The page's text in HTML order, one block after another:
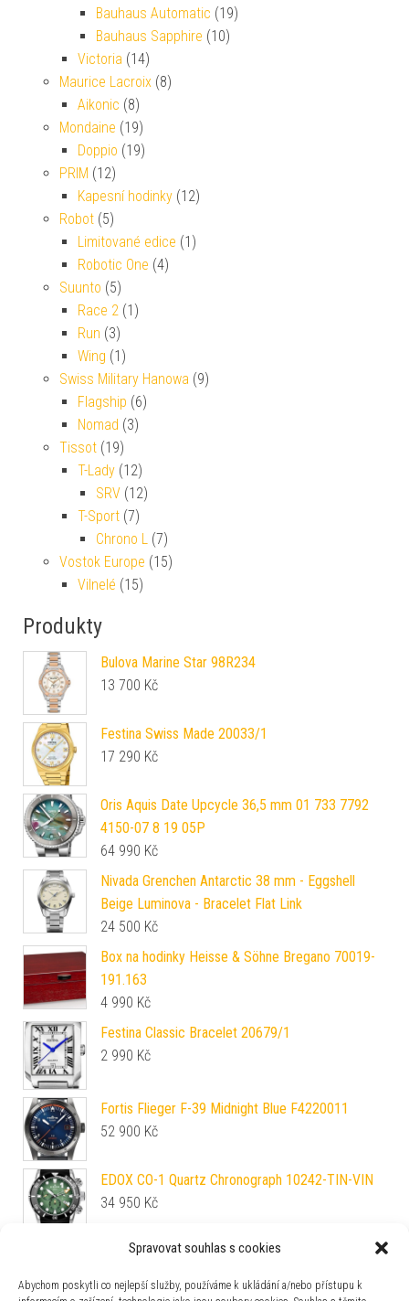
Spravovat souhlas s cookies
Abychom poskytli co nejlepší služby, používáme k ukládání a/nebo přístupu k
Bauhaus Automatic (19)
Bauhaus Sapphire (10)
Victoria (14)
Maurice Lacroix (8)
Aikonic (8)
Mondaine (19)
Doppio (19)
PRIM (12)
Kapesní hodinky (12)
Robot (5)
Limitované edice (1)
Robotic One (4)
Suunto (5)
Race 2 (1)
Run (3)
Wing (1)
Swiss Military Hanowa (9)
Flagship (6)
Nomad (3)
Tissot (19)
T-Lady (12)
SRV (12)
T-Sport (7)
Chrono L (7)
Vostok Europe (15)
Vilnelé (15)
Produkty
Bulova Marine Star 98R234
13 700 Kč
Festina Swiss Made 20033/1
17 290 Kč
Oris Aquis Date Upcycle 36,5 mm 01 733 7792
4150-07 8 19 05P
64 990 Kč
Nivada Grenchen Antarctic 38 mm - Eggshell
Beige Luminova - Bracelet Flat Link
24 500 Kč
Box na hodinky Heisse & Söhne Bregano 70019-
191.163
4 990 Kč
Festina Classic Bracelet 20679/1
2 990 Kč
Fortis Flieger F-39 Midnight Blue F4220011
52 900 Kč
EDOX CO-1 Quartz Chronograph 10242-TIN-VIN
34 950 Kč
Tissot Le Locle Automatic Lady
23 100Kč